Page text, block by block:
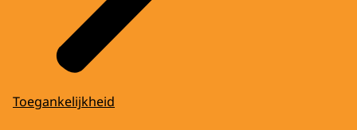
Toegankelijkheid